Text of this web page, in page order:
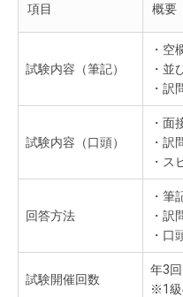
項目 概要
試験内容（筆記）
・空
・並
・訳
試験内容（口頭）
・面
・訳
・
回答方法
・筆
・訳
・口
試験開催回数
年3回
※1級